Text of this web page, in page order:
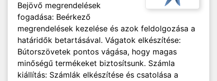
Bejövő megrendelések
fogadása: Beérkező
megrendelések kezelése és azok feldolgozása a
határidők betartásával. Vágatok elkészítése:
Bútorszövetek pontos vágása, hogy magas
minőségű termékeket biztosítsunk. Számla
kiállítás: Számlák elkészítése és csatolása a